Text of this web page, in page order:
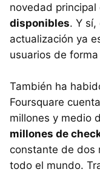
novedad principal
disponibles. Y sí,
actualización ya
usuarios de
También ha
Foursquare
millones y medio
millones de
constante de dos
todo el mundo.